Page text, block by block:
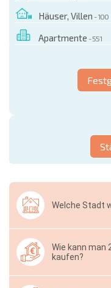
Häuser, Villen - 100
Apartmente - 551
Welche Stadt
Wie kann man
kaufen?